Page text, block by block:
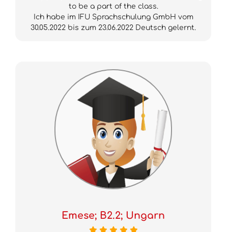
to be a part of the class.
Ich habe im IFU Sprachschulung GmbH vom
30.05.2022 bis zum 23.06.2022 Deutsch gelernt.
Emese; B2.2; Ungarn